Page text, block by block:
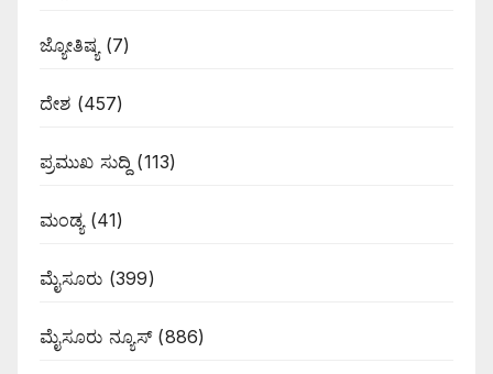
ಜ್ಯೋತಿಷ್ಯ(7)
ದೇಶ (457)
ಪ್ರಮುಖ ಸುದ್ದಿ (113)
ಮಂಡ್ಯ(41)
ಮೈಸೂರು (399)
ಮೈಸೂರು ನ್ಯೂಸ್(886)